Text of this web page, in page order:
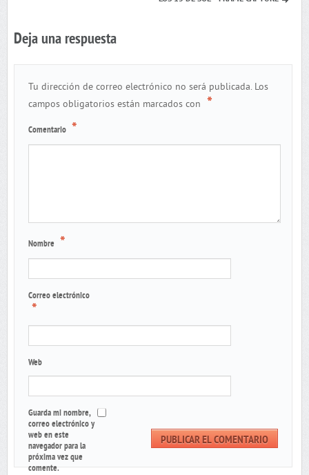
Deja una respuesta
Tu dirección de correo electrónico no será publicada. Los
campos obligatorios están marcados con *
Comentario *
Nombre *
Correo electrónico
*
Web
Guarda mi nombre,
correo electrónico y
web en este
navegador para la
próxima vez que
comente.